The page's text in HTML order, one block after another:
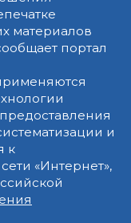
материалов
портал
и
к
«Интернет»,